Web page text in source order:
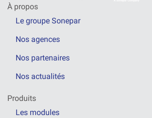
À propos
Le groupe Sonepar
Nos agences
Nos partenaires
Nos actualités
Produits
Les modules